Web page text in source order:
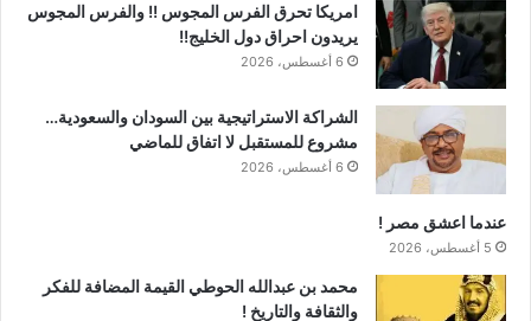
امريكا تحرق الفرس المجوس !! والفرس المجوس
يريدون احراق دول الخليج!!
6 أغسطس، 2026
الشراكة الاستراتيجية بين السودان والسعودية…
مشروع للمستقبل لا اتفاق للماضي
6 أغسطس، 2026
عندما اعشق مصر !
5 أغسطس، 2026
محمد بن عبدالله الحوطي القيمة المضافة للفكر
والثقافة والتاريخ !